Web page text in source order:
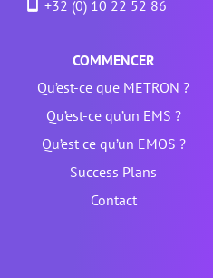
+32 (0) 10 22 52 86
COMMENCER
Qu’est-ce que METRON ?
Qu’est-ce qu’un EMS ?
Qu’est ce qu’un EMOS ?
Success Plans
Contact